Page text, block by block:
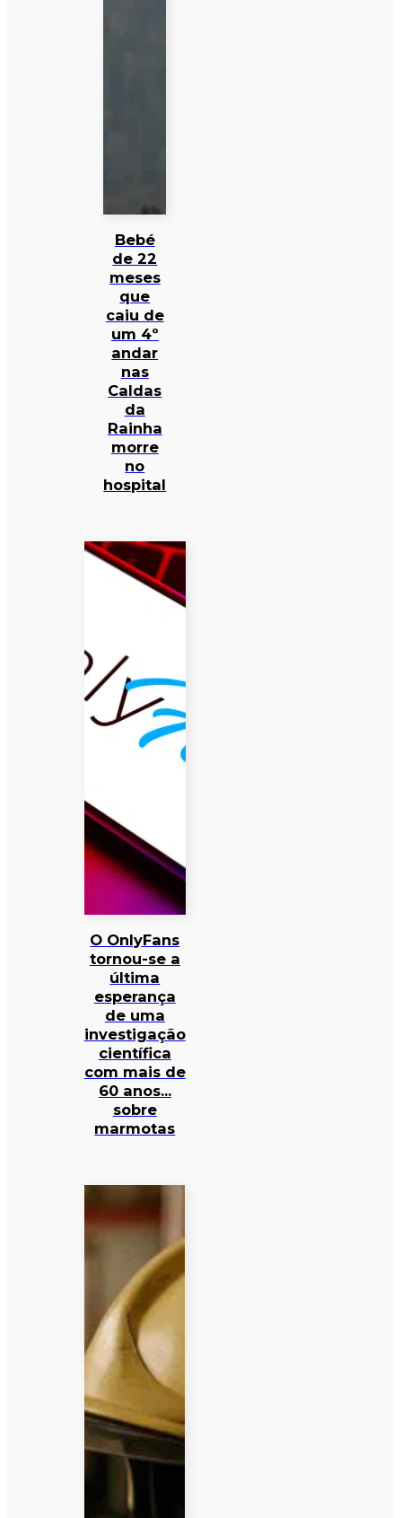
Bebé
de 22
meses
que
caiu de
um 4º
andar
nas
Caldas
da
Rainha
morre
no
hospital
O OnlyFans
tornou-se a
última
esperança
de uma
investigação
científica
com mais de
60 anos…
sobre
marmotas